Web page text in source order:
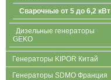
Сварочные от 5 до 6,2 кВт
Дизельные генераторы
GEKO
Генераторы KIPOR Китай
Генераторы SDMO Франция